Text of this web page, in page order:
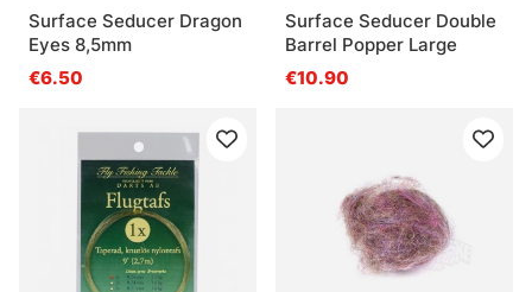
Surface Seducer Dragon
Eyes 8,5mm
€6.50
Surface Seducer Double
Barrel Popper Large
€10.90